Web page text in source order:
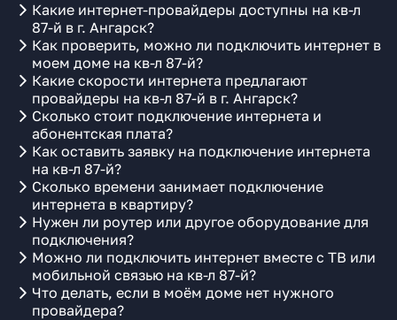
Какие интернет-провайдеры доступны на кв-л
87-й в г. Ангарск?
Как проверить, можно ли подключить интернет в
моем доме на кв-л 87-й?
Какие скорости интернета предлагают
провайдеры на кв-л 87-й в г. Ангарск?
Сколько стоит подключение интернета и
абонентская плата?
Как оставить заявку на подключение интернета
на кв-л 87-й?
Сколько времени занимает подключение
интернета в квартиру?
Нужен ли роутер или другое оборудование для
подключения?
Можно ли подключить интернет вместе с ТВ или
мобильной связью на кв-л 87-й?
Что делать, если в моём доме нет нужного
провайдера?